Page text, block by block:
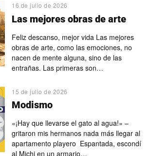
16 de julio de 2026
Las mejores obras de arte
Feliz descanso, mejor vida Las mejores
obras de arte, como las emociones, no
nacen de mente alguna, sino de las
entrañas. Las primeras son…
15 de julio de 2026
Modismo
«¡Hay que llevarse el gato al agua!» –
gritaron mis hermanos nada más llegar al
apartamento playero Espantada, escondí
al Michi en un armario…